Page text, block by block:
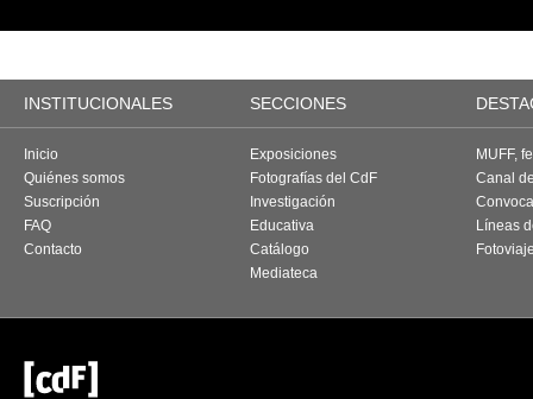
INSTITUCIONALES SECCIONES
Inicio
Quiénes somos
Suscripción
FAQ
Contacto
Exposiciones
Fotografías del CdF
Investigación
Educativa
Catálogo
Mediateca
MUFF,
Canal
Líneas